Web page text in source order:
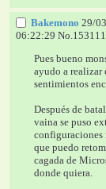
Bakemono 29/
06:22:29 No.153111
Pues bueno
ayudo a realizar
sentimientos
Después de
vaina se puso
configuraciones
que puedo
cagada de
donde quiera.